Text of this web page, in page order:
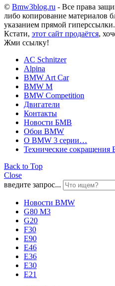
© Bmw3blog.ru - Все права
либо копирование материалов
указанием прямой гиперссылки.
Кстати, этот сайт продаётся,
Жми ссылку!
AC Schnitzer
Alpina
BMW Art Car
BMW M
BMW Competition
Двигатели
Контакты
Новости БМВ
Обои BMW
О BMW 3 серии…
Технические сокращения
Back to Top
Close
введите запрос...
Новости BMW
G80 M3
G20
F30
E90
E46
E36
E30
E21